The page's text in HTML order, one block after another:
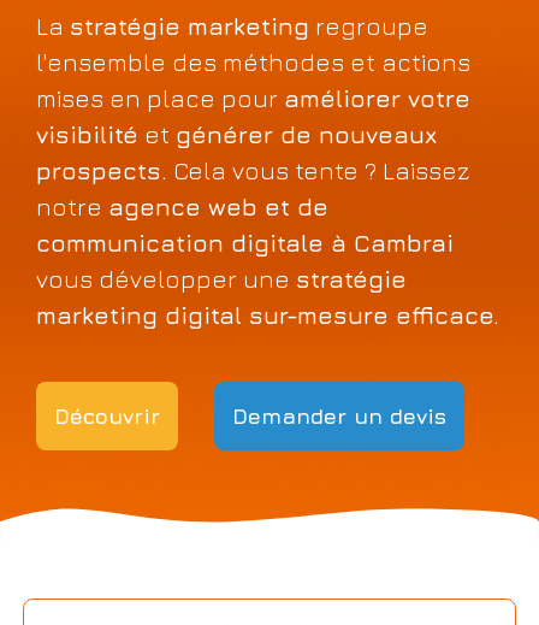
La stratégie marketing regroupe
l'ensemble des méthodes et actions
mises en place pour améliorer votre
visibilité et générer de nouveaux
prospects. Cela vous tente ? Laissez
notre agence web et de
communication digitale à Cambrai
vous développer une stratégie
marketing digital sur-mesure efficace.
Découvrir Demander un devis